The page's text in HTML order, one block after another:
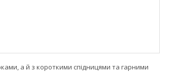
а й з короткими спідницями та гарними